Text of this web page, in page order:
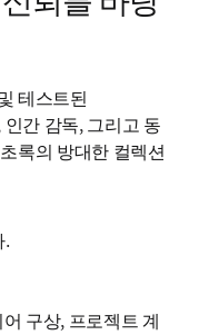
테스트된
인간 감독, 그리고 동
록의 방대한 컬렉션
.
구상, 프로젝트 계